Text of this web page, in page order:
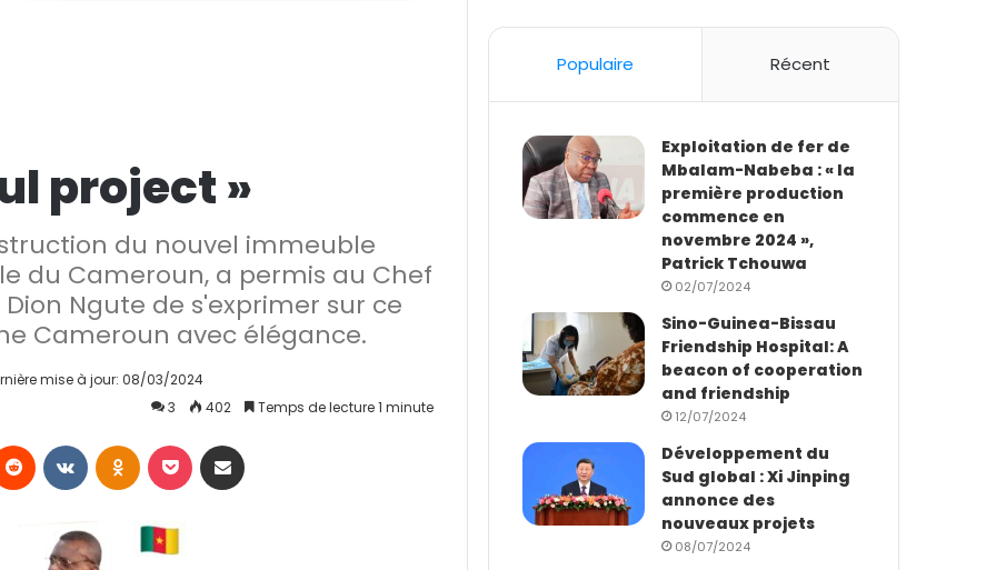
project »
du nouvel immeuble
du Cameroun, a permis au Chef
Ngute de s'exprimer sur ce
Cameroun avec élégance.
mise à jour: 08/03/2024
3
402 Temps de lecture 1 minute
Populaire Récent
Exploitation de fer de
Mbalam-Nabeba : « la
première production
commence en
novembre 2024 »,
Patrick Tchouwa
02/07/2024
Sino-Guinea-Bissau
Friendship Hospital: A
beacon of cooperation
and friendship
12/07/2024
Développement du
Sud global : Xi Jinping
annonce des
nouveaux projets
08/07/2024